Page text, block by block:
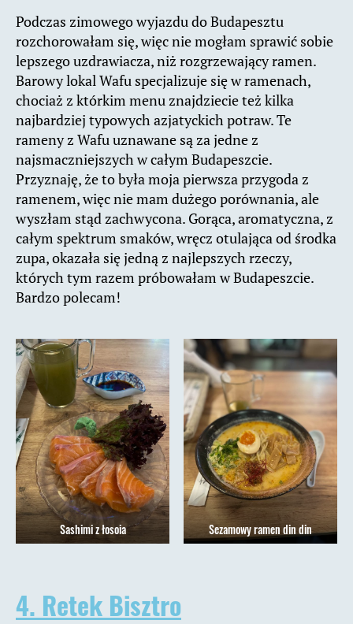
Podczas zimowego wyjazdu do Budapesztu
rozchorowałam się, więc nie mogłam sprawić sobie
lepszego uzdrawiacza, niż rozgrzewający ramen.
Barowy lokal Wafu specjalizuje się w ramenach,
chociaż z którkim menu znajdziecie też kilka
najbardziej typowych azjatyckich potraw. Te
rameny z Wafu uznawane są za jedne z
najsmaczniejszych w całym Budapeszcie.
Przyznaję, że to była moja pierwsza przygoda z
ramenem, więc nie mam dużego porównania, ale
wyszłam stąd zachwycona. Gorąca, aromatyczna, z
całym spektrum smaków, wręcz otulająca od środka
zupa, okazała się jedną z najlepszych rzeczy,
których tym razem próbowałam w Budapeszcie.
Bardzo polecam!
Sashimi z łosoia Sezamowy ramen din din
4. Retek Bisztro